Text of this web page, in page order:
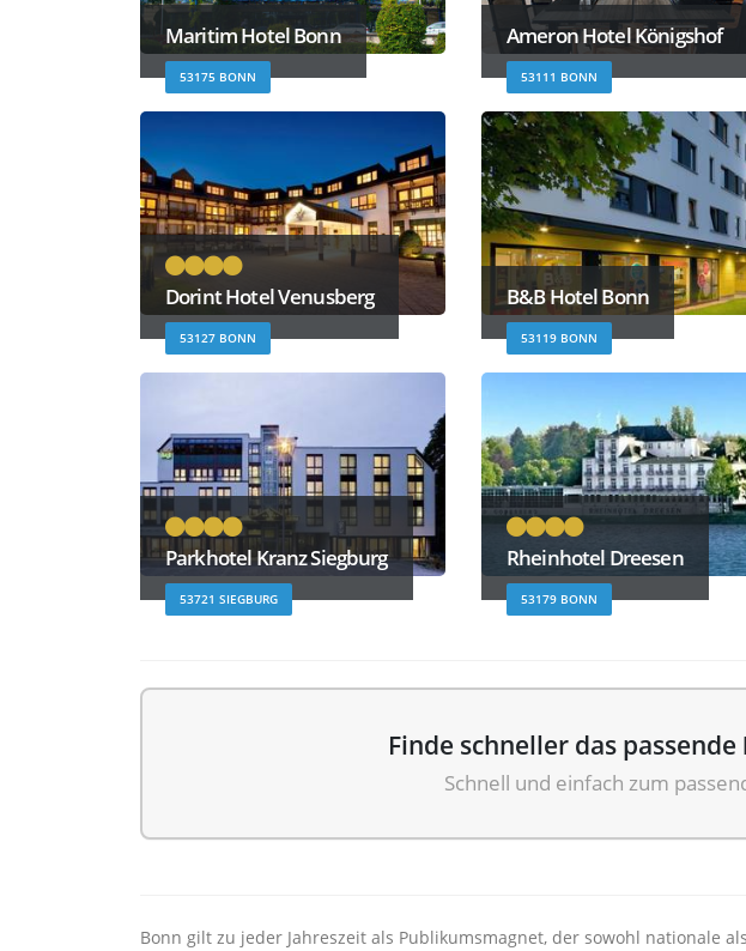
Maritim Hotel Bonn
53175 BONN
Ameron Hotel Königshof
53111 BONN
Dorint Hotel Venusberg
53127 BONN
B&B Hotel Bonn
53119 BONN
Parkhotel Kranz Siegburg
53721 SIEGBURG
Rheinhotel Dreesen
53179 BONN
Finde schneller das passende
Schnell und einfach zum
Bonn gilt zu jeder Jahreszeit als Publikumsmagnet, der sowohl nationale